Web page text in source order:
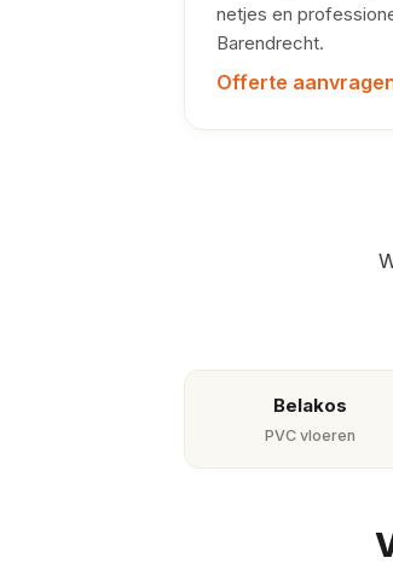
netjes en
Barendrecht.
Offerte
Belakos
PVC vloeren